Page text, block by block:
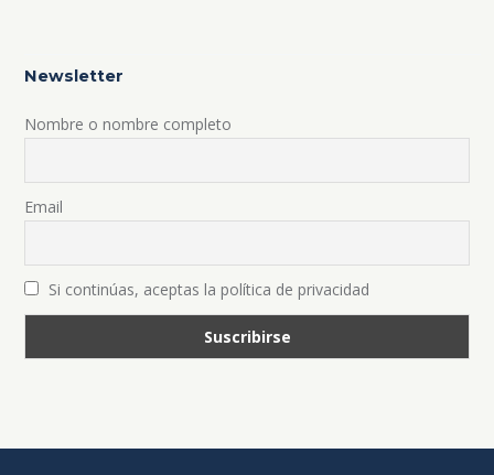
Newsletter
Nombre o nombre completo
Email
Si continúas, aceptas la política de privacidad